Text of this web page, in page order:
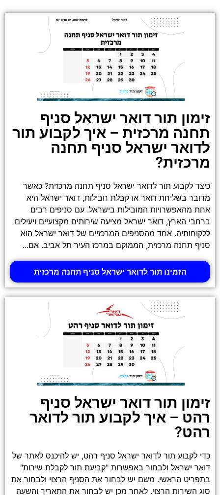
זימון תור דואר ישראל סניף
תחנה מרכזית – איך לקבוע תור
לדואר ישראל סניף תחנה
מרכזית?
כיצד לקבוע תור לדואר ישראל סניף תחנה מרכזית? כאשר
מדובר בשליחת דואר או קבלת חבילות, דואר ישראל היא
אחת מהאפשרויות המובילות בישראל. עם סניפים רבים
ברחבי הארץ, דואר ישראל מציעה שירותים מקצועיים ויעילים
ללקוחותיה. אחד מהסניפים המרכזיים של דואר ישראל הוא
סניף תחנה מרכזית, הממוקם במרכז העיר תל אביב. אם...
הזמינו תור לדואר ישראל סניף תחנה מרכזית
זימון תור דואר ישראל סניף
רהט – איך לקבוע תור לדואר
רהט?
כדי לקבוע תור לדואר ישראל סניף רהט, יש להיכנס לאתר של
דואר ישראל ולבחור באפשרות "קביעת תור לקבלת שירות"
בתפריט הראשי. משם יש לבחור את הסניף הרצוי ולבחור את
סוג השירות הרצוי. לאחר מכן יש לבחור את התאריך והשעה